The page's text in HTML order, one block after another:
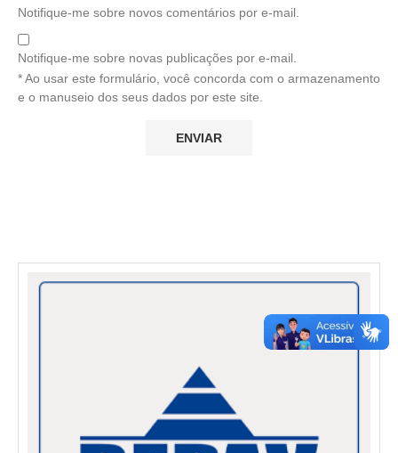
Notifique-me sobre novos comentários por e-mail.
Notifique-me sobre novas publicações por e-mail.
* Ao usar este formulário, você concorda com o armazenamento
e o manuseio dos seus dados por este site.